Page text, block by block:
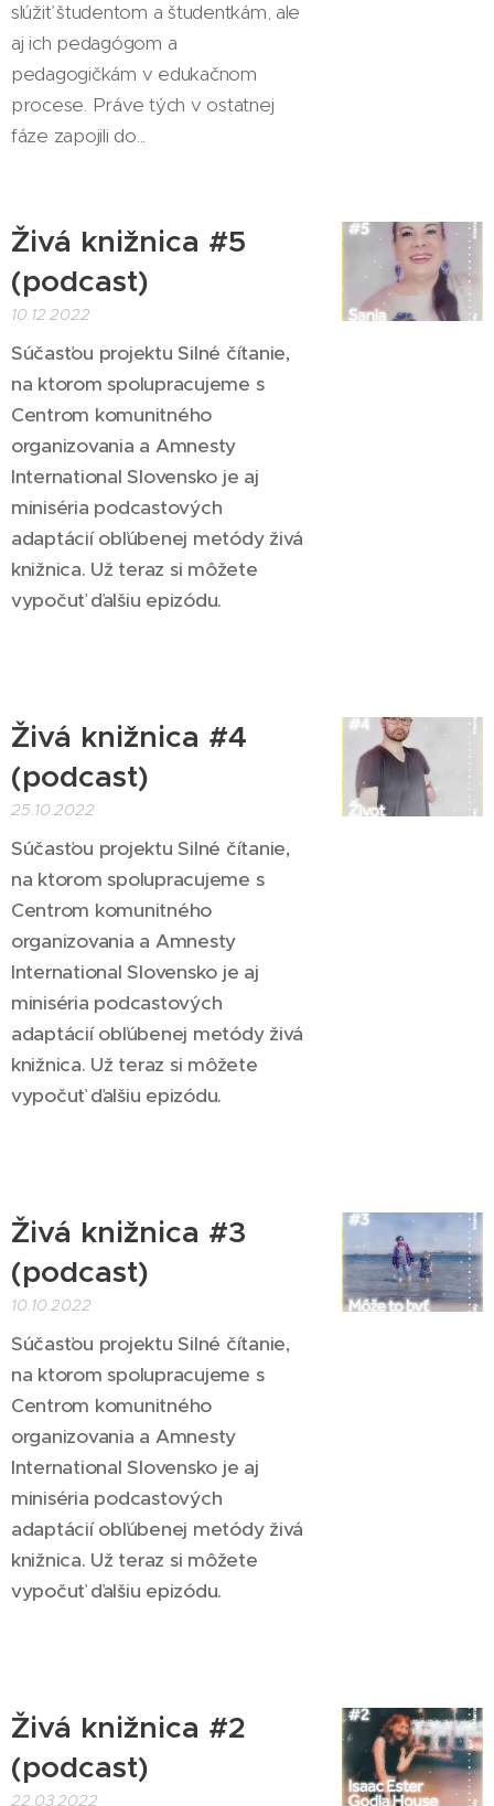
slúžiť študentom a študentkám, ale
aj ich pedagógom a
pedagogičkám v edukačnom
procese. Práve tých v ostatnej
fáze zapojili do...
Živá knižnica #5
(podcast)
10.12.2022
Súčasťou projektu Silné čítanie,
na ktorom spolupracujeme s
Centrom komunitného
organizovania a Amnesty
International Slovensko je aj
miniséria podcastových
adaptácií obľúbenej metódy živá
knižnica.⁠ Už teraz si môžete
vypočuť ďalšiu epizódu.
Živá knižnica #4
(podcast)
25.10.2022
Súčasťou projektu Silné čítanie,
na ktorom spolupracujeme s
Centrom komunitného
organizovania a Amnesty
International Slovensko je aj
miniséria podcastových
adaptácií obľúbenej metódy živá
knižnica.⁠ Už teraz si môžete
vypočuť ďalšiu epizódu.
Živá knižnica #3
(podcast)
10.10.2022
Súčasťou projektu Silné čítanie,
na ktorom spolupracujeme s
Centrom komunitného
organizovania a Amnesty
International Slovensko je aj
miniséria podcastových
adaptácií obľúbenej metódy živá
knižnica.⁠ Už teraz si môžete
vypočuť ďalšiu epizódu.
Živá knižnica #2
(podcast)
22.03.2022